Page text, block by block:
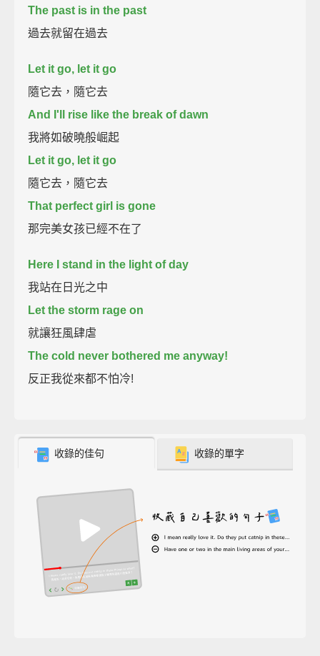
The past is in the past
過去就留在過去
Let it go, let it go
隨它去，隨它去
And I'll rise like the break of dawn
我將如破曉般崛起
Let it go, let it go
隨它去，隨它去
That perfect girl is gone
那完美女孩已經不在了
Here I stand in the light of day
我站在日光之中
Let the storm rage on
就讓狂風肆虐
The cold never bothered me anyway!
反正我從來都不怕冷!
收錄的佳句 收錄的單字